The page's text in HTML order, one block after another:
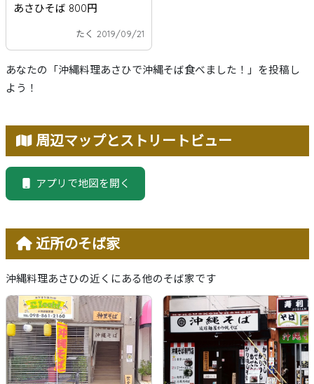
あさひそば 800円
たく 2019/09/21
あなたの「沖縄料理あさひで沖縄そば食べました！」を投稿し
よう！
周辺マップとストリートビュー
アプリで地図を開く
近所のそば家
沖縄料理あさひの近くにある他のそば家です